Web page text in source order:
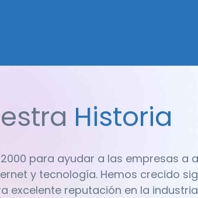
Historia
para ayudar a las empresas a
y tecnología. Hemos crecido
excelente reputación en la